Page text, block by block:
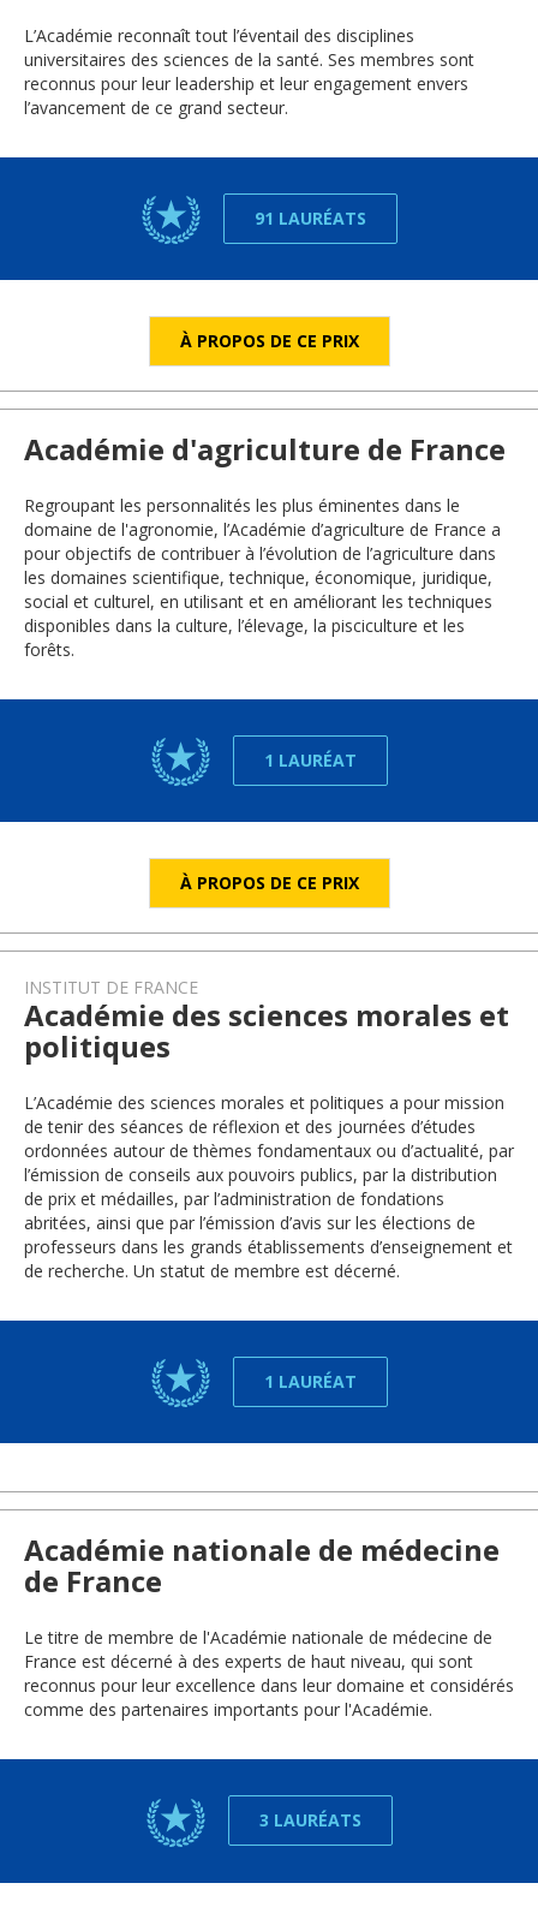
L’Académie reconnaît tout l’éventail des disciplines
universitaires des sciences de la santé. Ses membres sont
reconnus pour leur leadership et leur engagement envers
l’avancement de ce grand secteur.
91 LAURÉATS
À PROPOS DE CE PRIX
Académie d'agriculture de France
Regroupant les personnalités les plus éminentes dans le
domaine de l'agronomie, l’Académie d’agriculture de France a
pour objectifs de contribuer à l’évolution de l’agriculture dans
les domaines scientifique, technique, économique, juridique,
social et culturel, en utilisant et en améliorant les techniques
disponibles dans la culture, l’élevage, la pisciculture et les
forêts.
1 LAURÉAT
À PROPOS DE CE PRIX
INSTITUT DE FRANCE
Académie des sciences morales et
politiques
L’Académie des sciences morales et politiques a pour mission
de tenir des séances de réflexion et des journées d’études
ordonnées autour de thèmes fondamentaux ou d’actualité, par
l’émission de conseils aux pouvoirs publics, par la distribution
de prix et médailles, par l’administration de fondations
abritées, ainsi que par l’émission d’avis sur les élections de
professeurs dans les grands établissements d’enseignement et
de recherche. Un statut de membre est décerné.
1 LAURÉAT
Académie nationale de médecine
de France
Le titre de membre de l'Académie nationale de médecine de
France est décerné à des experts de haut niveau, qui sont
reconnus pour leur excellence dans leur domaine et considérés
comme des partenaires importants pour l'Académie.
3 LAURÉATS